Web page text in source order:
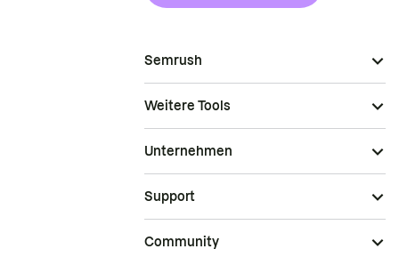
Semrush
Weitere Tools
Unternehmen
Support
Community